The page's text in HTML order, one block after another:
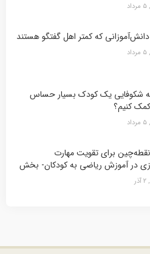
که کمتر اهل گفتگو هستند
شکوفایی یک کودک بسیار حساس
برای تقویت مهارت
در آموزش ریاضی به کودکان- بخش